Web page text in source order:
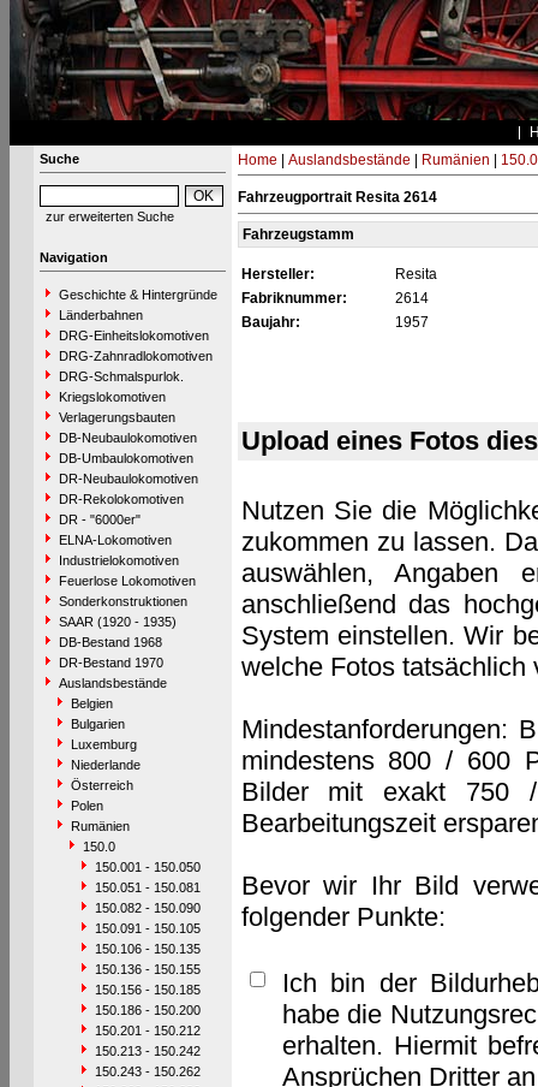
Suche
zur erweiterten Suche
Navigation
Geschichte & Hintergründe
Länderbahnen
DRG-Einheitslokomotiven
DRG-Zahnradlokomotiven
DRG-Schmalspurlok.
Kriegslokomotiven
Verlagerungsbauten
DB-Neubaulokomotiven
DB-Umbaulokomotiven
DR-Neubaulokomotiven
DR-Rekolokomotiven
DR - "6000er"
ELNA-Lokomotiven
Industrielokomotiven
Feuerlose Lokomotiven
Sonderkonstruktionen
SAAR (1920 - 1935)
DB-Bestand 1968
DR-Bestand 1970
Auslandsbestände
Belgien
Bulgarien
Luxemburg
Niederlande
Österreich
Polen
Rumänien
150.0
150.001 - 150.050
150.051 - 150.081
150.082 - 150.090
150.091 - 150.105
150.106 - 150.135
150.136 - 150.155
150.156 - 150.185
150.186 - 150.200
150.201 - 150.212
150.213 - 150.242
150.243 - 150.262
Home Auslandsbestände Rumänien 150.0
Fahrzeugportrait Resita 2614
Fahrzeugstamm
Hersteller:
Resita
Fabriknummer:
2614
Baujahr:
1957
Upload eines Fotos
Nutzen Sie die
zukommen zu lassen.
auswählen, Angaben
anschließend das
System einstellen. Wir
welche Fotos tatsächlich
Mindestanforderungen:
mindestens 800 / 600
Bilder mit exakt 750
Bearbeitungszeit
Bevor wir Ihr Bild
folgender Punkte:
Ich bin der
habe die
erhalten. Hiermit
Ansprüchen Dritter